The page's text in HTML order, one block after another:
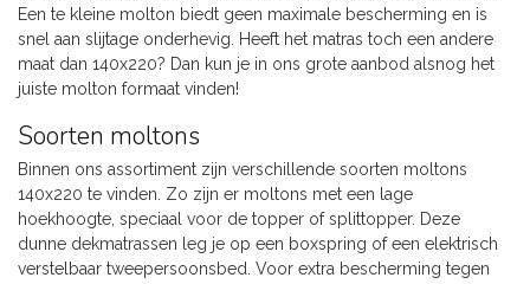
Een te kleine molton biedt geen maximale bescherming en is
snel aan slijtage onderhevig. Heeft het matras toch een andere
maat dan 140x220? Dan kun je in ons grote aanbod alsnog het
juiste molton formaat vinden!
Soorten moltons
Binnen ons assortiment zijn verschillende soorten moltons
140x220 te vinden. Zo zijn er moltons met een lage
hoekhoogte, speciaal voor de topper of splittopper. Deze
dunne dekmatrassen leg je op een boxspring of een elektrisch
verstelbaar tweepersoonsbed. Voor extra bescherming tegen